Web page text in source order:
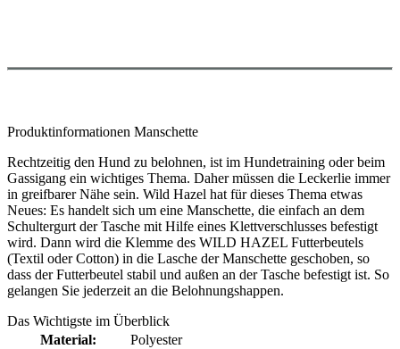
Produktinformationen Manschette
Rechtzeitig den Hund zu belohnen, ist im Hundetraining oder beim
Gassigang ein wichtiges Thema. Daher müssen die Leckerlie immer
in greifbarer Nähe sein. Wild Hazel hat für dieses Thema etwas
Neues: Es handelt sich um eine Manschette, die einfach an dem
Schultergurt der Tasche mit Hilfe eines Klettverschlusses befestigt
wird. Dann wird die Klemme des WILD HAZEL Futterbeutels
(Textil oder Cotton) in die Lasche der Manschette geschoben, so
dass der Futterbeutel stabil und außen an der Tasche befestigt ist. So
gelangen Sie jederzeit an die Belohnungshappen.
Das Wichtigste im Überblick
Material:
Polyester